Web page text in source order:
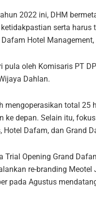
2022 ini, DHM
serta
Dafam Hotel
oleh Komisaris PT
Dahlan.
mengoperasikan total 25
ke depan. Selain itu,
Hotel Dafam, dan Grand
Trial Opening Grand
re-branding
pada Agustus